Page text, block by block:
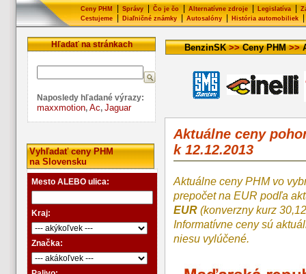
Ceny PHM Správy Čo je čo Alternatívne zdroje Legislatíva
Cestujeme| Diaľničné známky| Autosalóny| História automobiliek|
Hľadať na stránkach
Naposledy hľadané výrazy:
maxxmotion, Ac, Jaguar
Vyhľadať ceny PHM
na Slovensku
Mesto ALEBO ulica:
Kraj:
Značka:
BenzinSK>>Ceny PHM>>
Aktuálne ceny
k 12.12.2013
Aktuálne ceny PHM vo
prepočet na EUR podľa
EUR (konverzny kurz
Informatívne ceny sú
niesu vylúčené.